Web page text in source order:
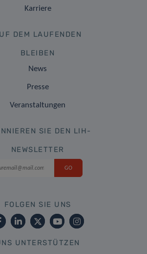
Karriere
DEM LAUFENDEN
BLEIBEN
News
Presse
Veranstaltungen
SIE DEN LIH-
NEWSLETTER
FOLGEN SIE UNS
UNTERSTÜTZEN